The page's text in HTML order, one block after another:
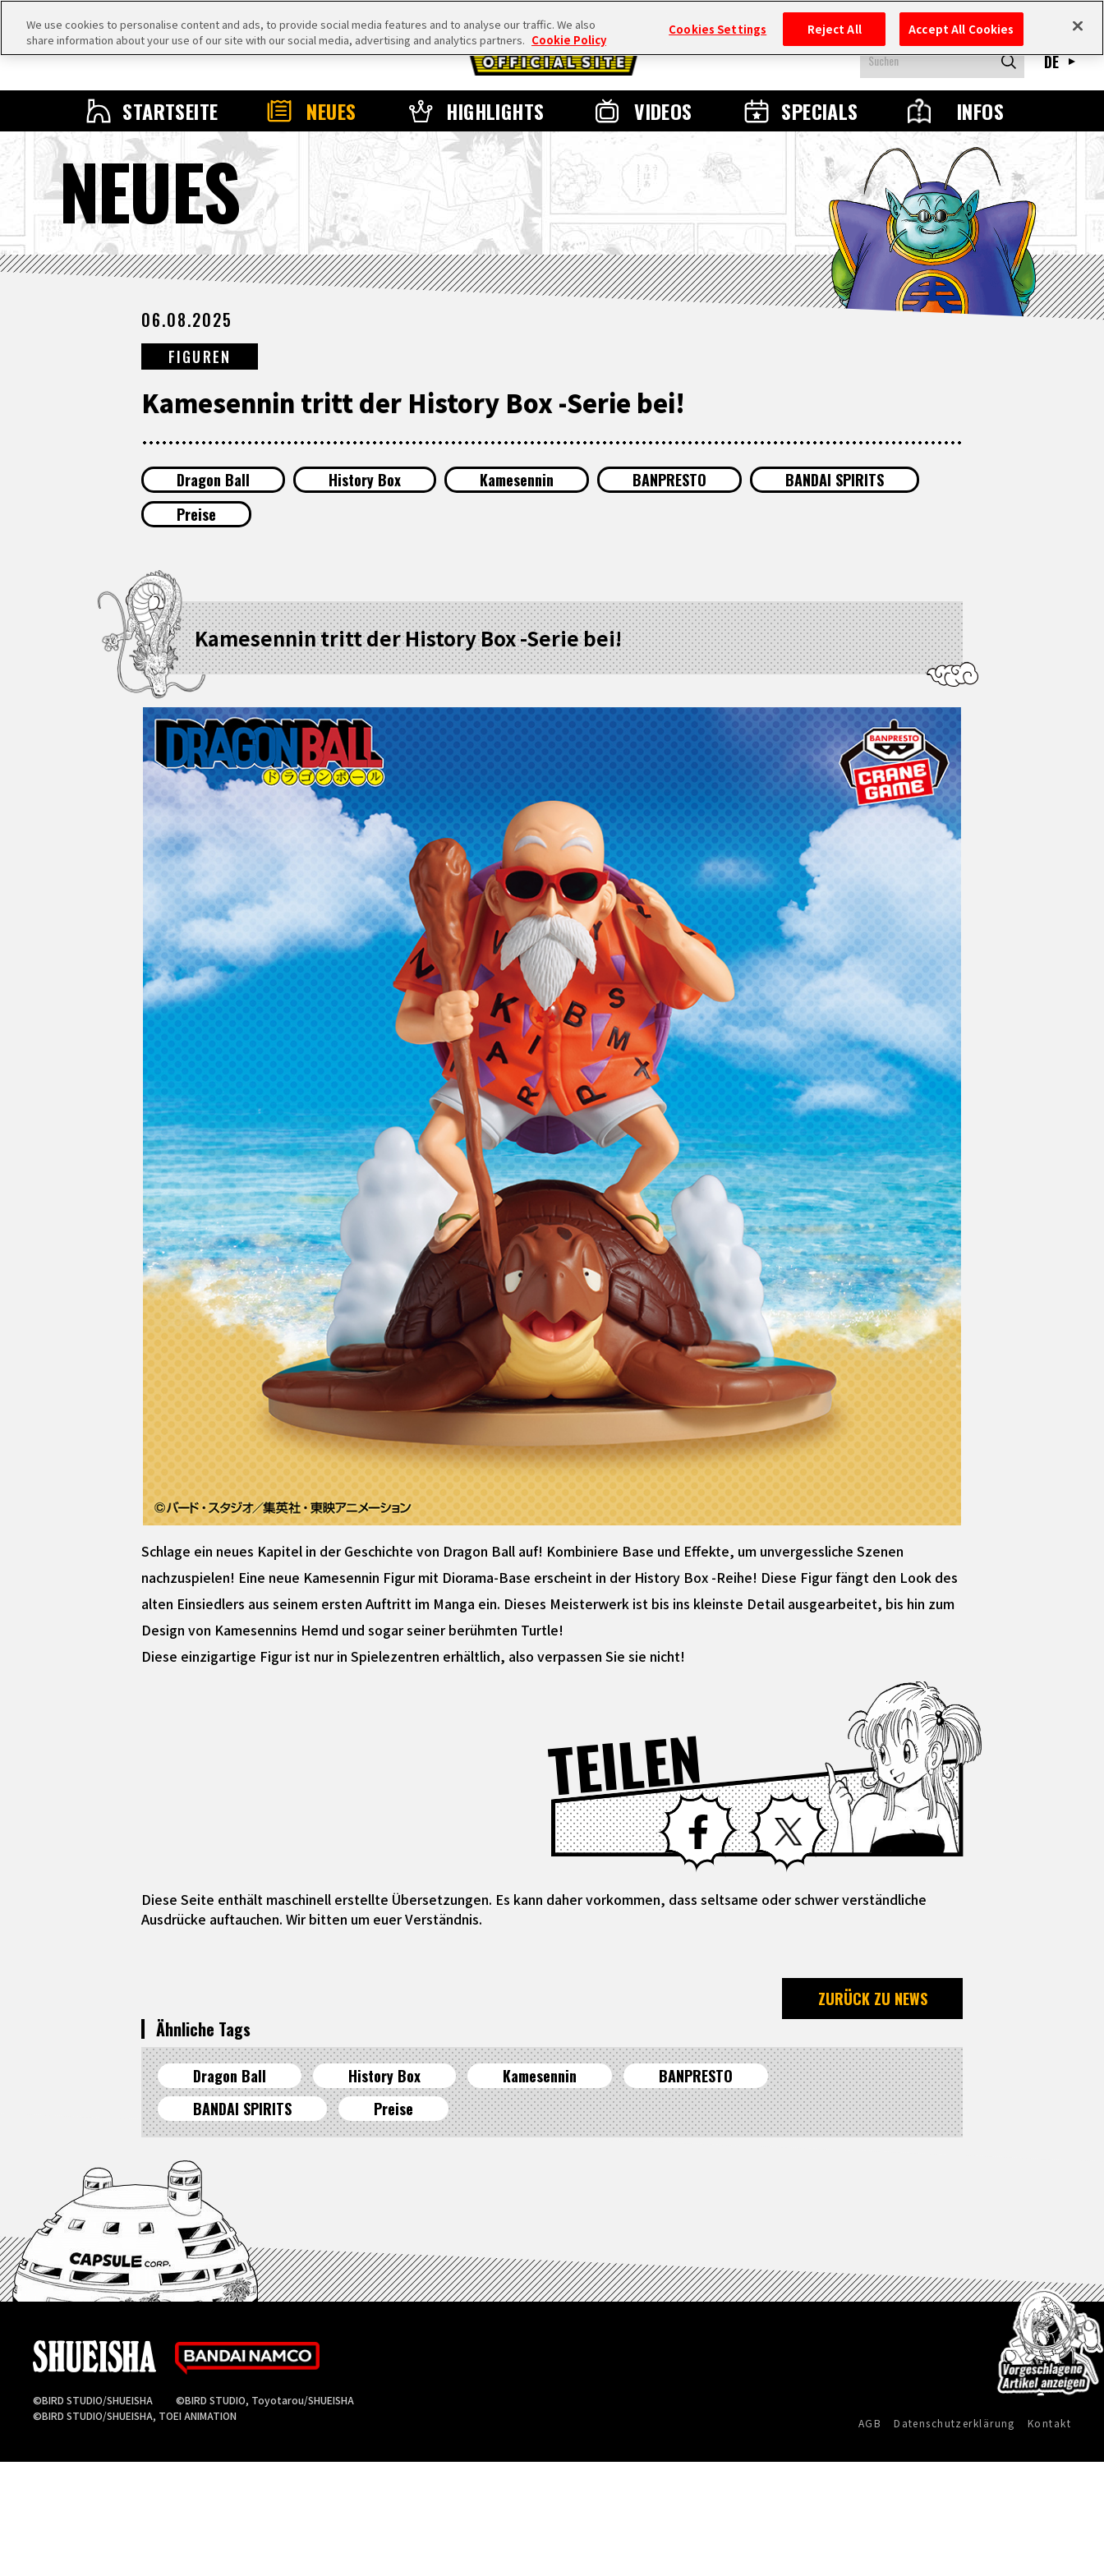
STARTSEITE NEUES HIGHLIGHTS VIDEOS SPECIALS INFOS
DE
NEUES
06.08.2025
FIGUREN
Kamesennin tritt der History Box -Serie bei!
Dragon Ball History Box Kamesennin BANPRESTO
BANDAI SPIRITS
Preise
Kamesennin tritt der History Box -Serie bei!
Schlage ein neues Kapitel in der Geschichte von Dragon Ball auf! Kombiniere Base und Effekte, um unvergessliche Szenen
nachzuspielen! Eine neue Kamesennin Figur mit Diorama-Base erscheint in der History Box -Reihe! Diese Figur fängt den Look des
alten Einsiedlers aus seinem ersten Auftritt im Manga ein. Dieses Meisterwerk ist bis ins kleinste Detail ausgearbeitet, bis hin zum
Design von Kamesennins Hemd und sogar seiner berühmten Turtle!
Diese einzigartige Figur ist nur in Spielezentren erhältlich, also verpassen Sie sie nicht!
TEILEN Facebook X
Diese Seite enthält maschinell erstellte Übersetzungen. Es kann daher vorkommen, dass seltsame oder schwer verständliche
Ausdrücke auftauchen. Wir bitten um euer Verständnis.
ZURÜCK ZU NEWS
Ähnliche Tags
Dragon Ball History Box Kamesennin
BANPRESTO
BANDAI SPIRITS
Preise
©BIRD STUDIO/SHUEISHA
©BIRD STUDIO, Toyotarou/SHUEISHA
©BIRD STUDIO/SHUEISHA, TOEI ANIMATION
AGB Datenschutzerklärung Kontakt
We use cookies to personalise content and ads, to provide social media features and to analyse our traffic. We also
share information about your use of our site with our social media, advertising and analytics partners. Cookie Policy
Cookies Settings Reject All Accept All Cookies